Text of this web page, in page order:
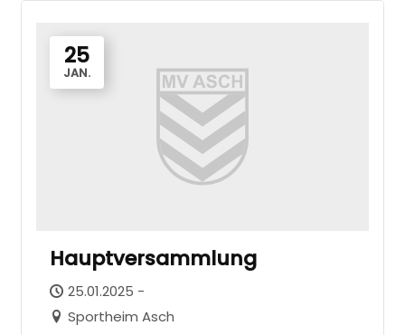
25
JAN.
Hauptversammlung
25.01.2025 -
Sportheim Asch